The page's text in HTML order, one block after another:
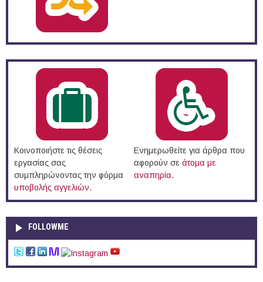
Κοινοποιήστε τις θέσεις
εργασίας σας
συμπληρώνοντας την φόρμα
υποβολής αγγελιών.
Ενημερωθείτε για άρθρα που
αφορούν σε άτομα με
αναπηρία.
FOLLOWME